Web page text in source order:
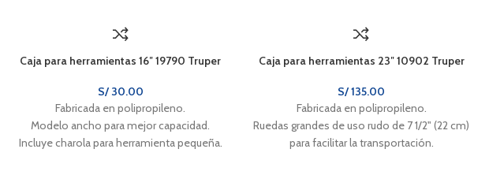
Caja para herramientas 16″ 19790 Truper
S/30.00
Fabricada en polipropileno.
Modelo ancho para mejor capacidad.
Incluye charola para herramienta pequeña.
Caja para herramientas 23″ 10902 Truper
S/135.00
Fabricada en polipropileno.
Ruedas grandes de uso rudo de 7 1/2" (22 cm)
para facilitar la transportación.